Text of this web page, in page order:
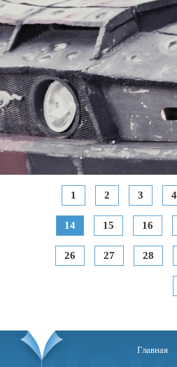
1 2 3 4
14 15 16
26 27 28
Главная